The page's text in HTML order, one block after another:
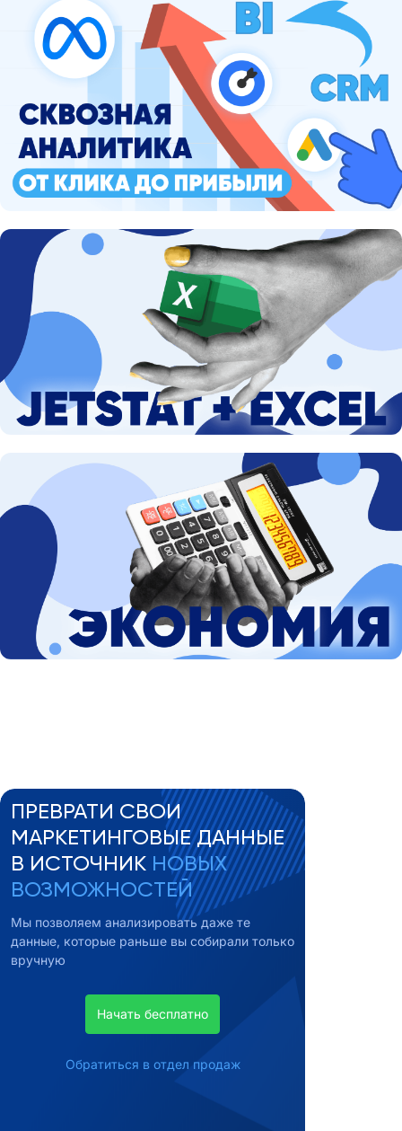
ПРЕВРАТИ СВОИ
МАРКЕТИНГОВЫЕ ДАННЫЕ
В ИСТОЧНИК НОВЫХ
ВОЗМОЖНОСТЕЙ
Мы позволяем анализировать даже те
данные, которые раньше вы собирали только
вручную
Начать бесплатно
Обратиться в отдел продаж